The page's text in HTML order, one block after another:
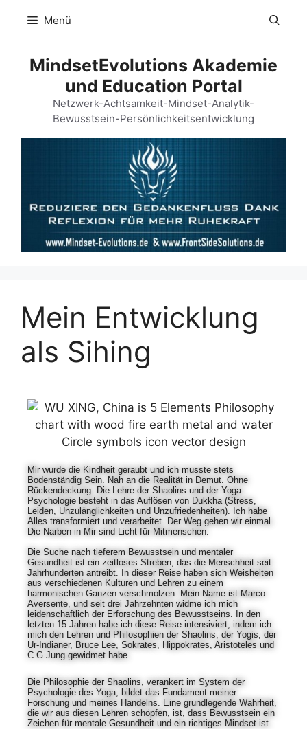
Menü
MindsetEvolutions Akademie
und Education Portal
Netzwerk-Achtsamkeit-Mindset-Analytik-
Bewusstsein-Persönlichkeitsentwicklung
Mein Entwicklung
als Sihing
Mir wurde die Kindheit geraubt und ich musste stets
Bodenständig Sein. Nah an die Realität in Demut. Ohne
Rückendeckung. Die Lehre der Shaolins und der Yoga-
Psychologie besteht in das Auflösen von Dukkha (Stress,
Leiden, Unzulänglichkeiten und Unzufriedenheiten). Ich habe
Alles transformiert und verarbeitet. Der Weg gehen wir einmal.
Die Narben in Mir sind Licht für Mitmenschen.
Die Suche nach tieferem Bewusstsein und mentaler
Gesundheit ist ein zeitloses Streben, das die Menschheit seit
Jahrhunderten antreibt. In dieser Reise haben sich Weisheiten
aus verschiedenen Kulturen und Lehren zu einem
harmonischen Ganzen verschmolzen. Mein Name ist Marco
Aversente, und seit drei Jahrzehnten widme ich mich
leidenschaftlich der Erforschung des Bewusstseins. In den
letzten 15 Jahren habe ich diese Reise intensiviert, indem ich
mich den Lehren und Philosophien der Shaolins, der Yogis, der
Ur-Indianer, Bruce Lee, Sokrates, Hippokrates, Aristoteles und
C.G.Jung gewidmet habe.
Die Philosophie der Shaolins, verankert im System der
Psychologie des Yoga, bildet das Fundament meiner
Forschung und meines Handelns. Eine grundlegende Wahrheit,
die wir aus diesen Lehren schöpfen, ist, dass Bewusstsein ein
Zeichen für mentale Gesundheit und ein richtiges Mindset ist.